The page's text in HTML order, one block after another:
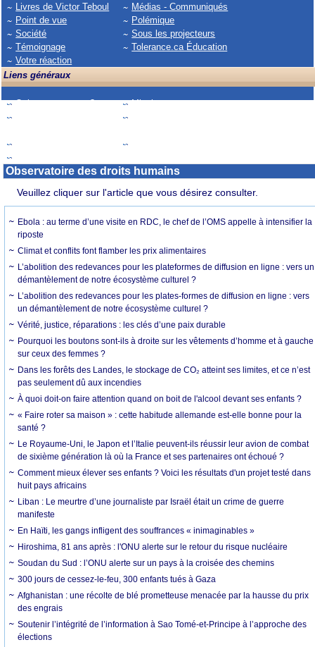
Livres de Victor Teboul
Médias - Communiqués
Point de vue
Polémique
Société
Sous les projecteurs
Témoignage
Tolerance.ca Éducation
Votre réaction
Liens généraux
Qui sommes-nous?
Mission
Observatoire des droits humains
Veuillez cliquer sur l'article que vous désirez consulter.
Ebola : au terme d’une visite en RDC, le chef de l’OMS appelle à intensifier la
riposte
Climat et conflits font flamber les prix alimentaires
L’abolition des redevances pour les plateformes de diffusion en ligne : vers un
démantèlement de notre écosystème culturel ?
L’abolition des redevances pour les plates-formes de diffusion en ligne : vers
un démantèlement de notre écosystème culturel ?
Vérité, justice, réparations : les clés d’une paix durable
Pourquoi les boutons sont-ils à droite sur les vêtements d’homme et à gauche
sur ceux des femmes ?
Dans les forêts des Landes, le stockage de CO₂ atteint ses limites, et ce n’est
pas seulement dû aux incendies
À quoi doit-on faire attention quand on boit de l'alcool devant ses enfants ?
« Faire roter sa maison » : cette habitude allemande est-elle bonne pour la
santé ?
Le Royaume-Uni, le Japon et l’Italie peuvent-ils réussir leur avion de combat
de sixième génération là où la France et ses partenaires ont échoué ?
Comment mieux élever ses enfants ? Voici les résultats d'un projet testé dans
huit pays africains
Liban : Le meurtre d’une journaliste par Israël était un crime de guerre
manifeste
En Haïti, les gangs infligent des souffrances « inimaginables »
Hiroshima, 81 ans après : l'ONU alerte sur le retour du risque nucléaire
Soudan du Sud : l’ONU alerte sur un pays à la croisée des chemins
300 jours de cessez-le-feu, 300 enfants tués à Gaza
Afghanistan : une récolte de blé prometteuse menacée par la hausse du prix
des engrais
Soutenir l’intégrité de l’information à Sao Tomé-et-Principe à l’approche des
élections